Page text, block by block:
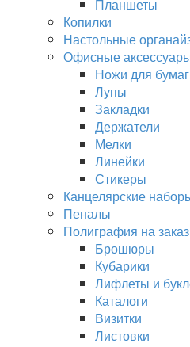
Планшеты
Копилки
Настольные
Офисные
Ножи для
Лупы
Закладки
Держатели
Мелки
Линейки
Стикеры
Канцелярские
Пеналы
Полиграфия на заказ
Брошюры
Кубарики
Лифлеты и
Каталоги
Визитки
Листовки